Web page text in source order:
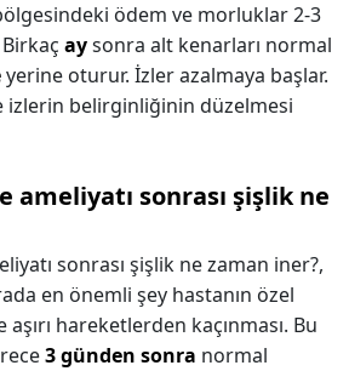
ödem ve morluklar 2-3
Birkaç aysonra alt kenarları normal
yerine oturur. İzler azalmaya başlar.
izlerin belirginliğinin düzelmesi
ameliyatı sonrası şişlik ne
sonrası şişlik ne zaman iner?,
en önemli şey hastanın özel
hareketlerden kaçınması. Bu
3 günden sonra normal